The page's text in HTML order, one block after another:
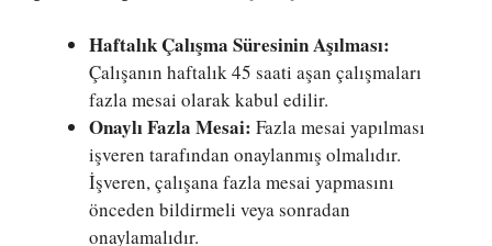
Haftalık Çalışma Süresinin Aşılması:
Çalışanın haftalık 45 saati aşan çalışmaları
fazla mesai olarak kabul edilir.
Onaylı Fazla Mesai: Fazla mesai yapılması
işveren tarafından onaylanmış olmalıdır.
İşveren, çalışana fazla mesai yapmasını
önceden bildirmeli veya sonradan
onaylamalıdır.